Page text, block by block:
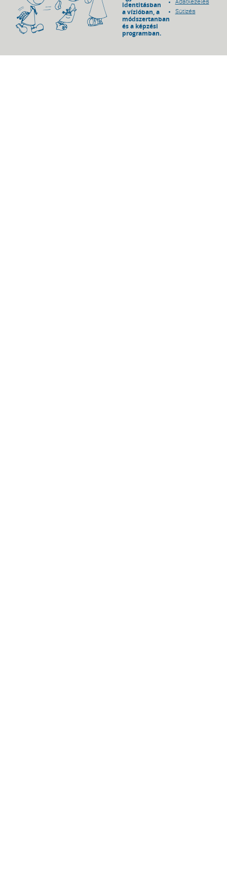
identitásban
a vízióban, a
módszertanban
és a képzési
programban.
Adatkezelés
Sütizés